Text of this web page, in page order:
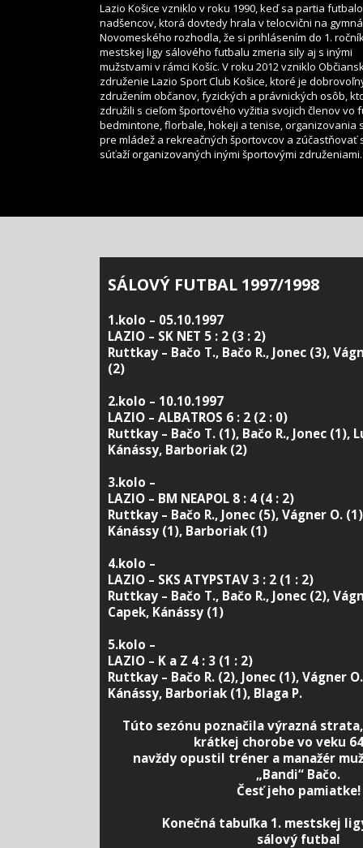
Lazio Košice vzniklo v roku 1990, keď sa partia
nadšencov, ktorá dovtedy hrala v telocvični na
Novomeského rozhodla, že si prihlásením do 1.
mestskej ligy sálového futbalu zmeria sily aj s inými
mužstvami v rámci Košíc. V roku 2012 vzniklo
združenie Lazio Sport Club Košice, ktoré je
združením občanov, fyzických a právnických osôb,
združili s cieľom športového vyžitia svojich členov vo
bedmintone, florbale, hokeji a tenise, organizovania
pre mládež a rekreačných športovcov a zúčastňovať
súťaží organizovaných inými športovými združeniami.
SÁLOVÝ FUTBAL 1997/1998
1.kolo – 05.10.1997
LAZIO – SK NET 5 : 2 (3 : 2)
Ruttkay – Bačo T., Bačo R., Jonec (3),
(2)
2.kolo – 10.10.1997
LAZIO – ALBATROS 6 : 2 (2 : 0)
Ruttkay – Bačo T. (1), Bačo R., Jonec (1),
Kánássy, Barboriak (2)
3.kolo –
LAZIO – BM NEAPOL 8 : 4 (4 : 2)
Ruttkay – Bačo R., Jonec (5), Vágner O.
Kánássy (1), Barboriak (1)
4.kolo –
LAZIO – SKS ATYPSTAV 3 : 2 (1 : 2)
Ruttkay – Bačo T., Bačo R., Jonec (2),
Capek, Kánássy (1)
5.kolo –
LAZIO – K a Z 4 : 3 (1 : 2)
Ruttkay – Bačo R. (2), Jonec (1), Vágner
Kánássy, Barboriak (1), Blaga P.
Túto sezónu poznačila výrazná
krátkej chorobe vo veku
navždy opustil tréner a manažér
„Bandi“ Bačo.
Česť jeho pamiatke!
Konečná tabuľka 1. mestskej
sálový futbal